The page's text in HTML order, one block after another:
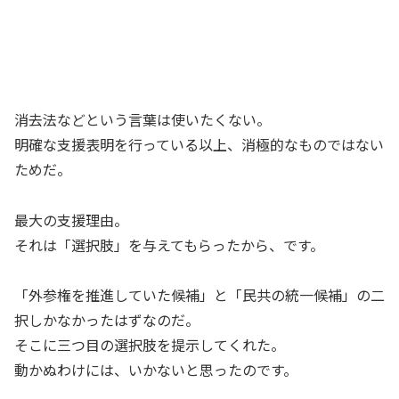
消去法などという言葉は使いたくない。
明確な支援表明を行っている以上、消極的なものではない
ためだ。
最大の支援理由。
それは「選択肢」を与えてもらったから、です。
「外参権を推進していた候補」と「民共の統一候補」の二
択しかなかったはずなのだ。
そこに三つ目の選択肢を提示してくれた。
動かぬわけには、いかないと思ったのです。